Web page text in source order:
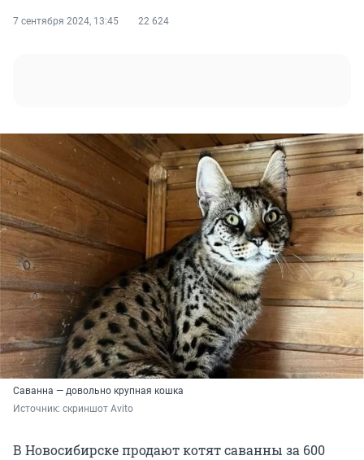
7 сентября 2024, 13:45 22 624
Саванна — довольно крупная кошка
Источник: скриншот Avito
В Новосибирске продают котят саванны за 600